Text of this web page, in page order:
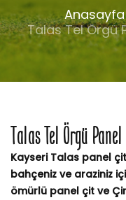
Anasayfa
Talas Tel Örgü
Talas Tel Örgü
Kayseri Talas panel
bahçeniz ve araziniz
ömürlü panel çit ve